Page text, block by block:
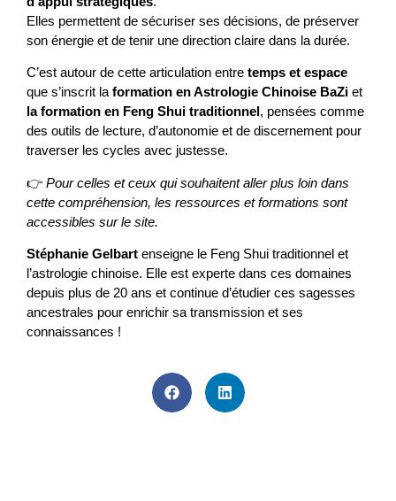
Elles permettent de sécuriser ses décisions, de préserver
son énergie et de tenir une direction claire dans la durée.
C’est autour de cette articulation entre temps et espace
que s’inscrit la formation en Astrologie Chinoise BaZi et
la formation en Feng Shui traditionnel, pensées comme
des outils de lecture, d’autonomie et de discernement pour
traverser les cycles avec justesse.
👉 Pour celles et ceux qui souhaitent aller plus loin dans
cette compréhension, les ressources et formations sont
accessibles sur le site.
Stéphanie Gelbart enseigne le Feng Shui traditionnel et
l’astrologie chinoise. Elle est experte dans ces domaines
depuis plus de 20 ans et continue d’étudier ces sagesses
ancestrales pour enrichir sa transmission et ses
connaissances !